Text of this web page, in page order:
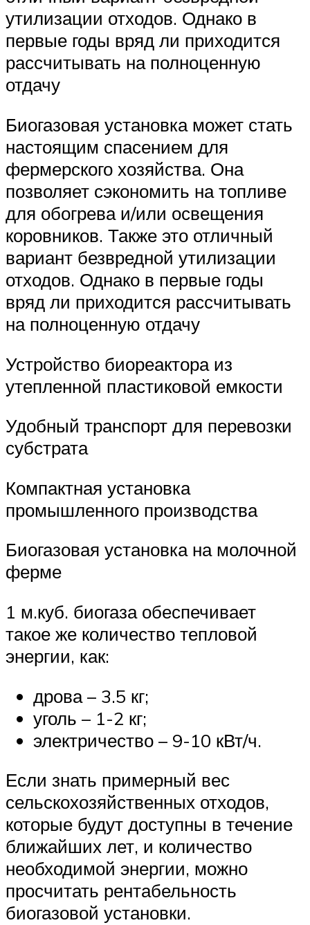
утилизации отходов. Однако в
первые годы вряд ли приходится
рассчитывать на полноценную
отдачу
Биогазовая установка может стать
настоящим спасением для
фермерского хозяйства. Она
позволяет сэкономить на топливе
для обогрева и/или освещения
коровников. Также это отличный
вариант безвредной утилизации
отходов. Однако в первые годы
вряд ли приходится рассчитывать
на полноценную отдачу
Устройство биореактора из
утепленной пластиковой емкости
Удобный транспорт для перевозки
субстрата
Компактная установка
промышленного производства
Биогазовая установка на молочной
ферме
1 м.куб. биогаза обеспечивает
такое же количество тепловой
энергии, как:
дрова – 3.5 кг;
уголь – 1-2 кг;
электричество – 9-10 кВт/ч.
Если знать примерный вес
сельскохозяйственных отходов,
которые будут доступны в течение
ближайших лет, и количество
необходимой энергии, можно
просчитать рентабельность
биогазовой установки.